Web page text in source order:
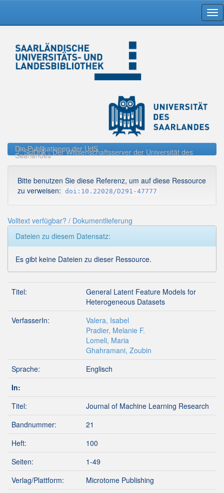
navigation
Die Publikationen der UdS
SciDok - Der Wissenschaftsserver der Universität des
Saarlandes
Bitte benutzen Sie diese Referenz, um auf diese Ressource
zu verweisen: doi:10.22028/D291-47777
Volltext verfügbar? / Dokumentlieferung
Dateien zu diesem Datensatz:
Es gibt keine Dateien zu dieser Ressource.
Titel:
General Latent Feature Models for
Heterogeneous Datasets
VerfasserIn:
Valera, Isabel
Pradier, Melanie F.
Lomeli, Maria
Ghahramani, Zoubin
Sprache:
Englisch
In:
Titel:
Journal of Machine Learning Research
Bandnummer:
21
Heft:
100
Seiten:
1-49
Verlag/Plattform:
Microtome Publishing